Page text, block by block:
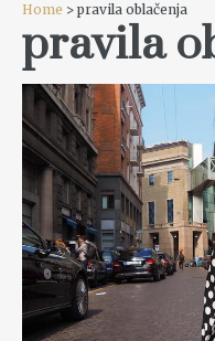
Home > pravila oblačenja
pravila